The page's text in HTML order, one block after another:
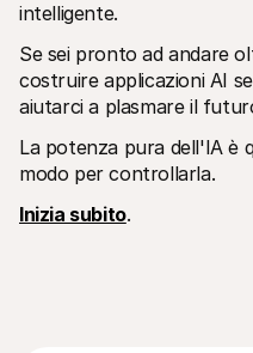
intelligente.
Se sei pronto ad andare
costruire applicazioni AI
aiutarci a plasmare il
La potenza pura dell'IA è
modo per controllarla.
Inizia subito.